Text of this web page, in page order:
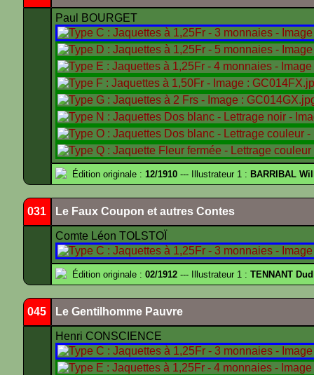
Paul BOURGET
Édition originale : 12/1910 --- Illustrateur 1 : BARRIBAL
031 Le Faux Coupon et autres Contes
Comte Léon TOLSTOÏ
Édition originale : 02/1912 --- Illustrateur 1 : TENNANT
045 Le Gentilhomme Pauvre
Henri CONSCIENCE